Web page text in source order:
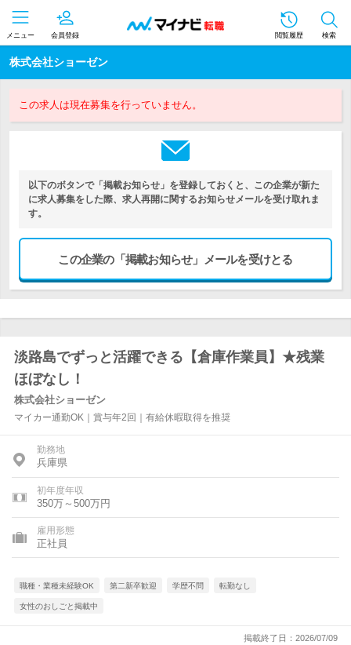
メニュー 会員登録 閲覧履歴 検索
株式会社ショーゼン
この求人は現在募集を行っていません。
以下のボタンで「掲載お知らせ」を登録しておくと、この企業が新た
に求人募集をした際、求人再開に関するお知らせメールを受け取れま
す。
この企業の「掲載お知らせ」メールを受けとる
淡路島でずっと活躍できる【倉庫作業員】★残業
ほぼなし！
株式会社ショーゼン
マイカー通勤OK｜賞与年2回｜有給休暇取得を推奨
勤務地
兵庫県
初年度年収
350万～500万円
雇用形態
正社員
職種・業種未経験OK 第二新卒歓迎 学歴不問 転勤なし
女性のおしごと掲載中
掲載終了日：2026/07/09